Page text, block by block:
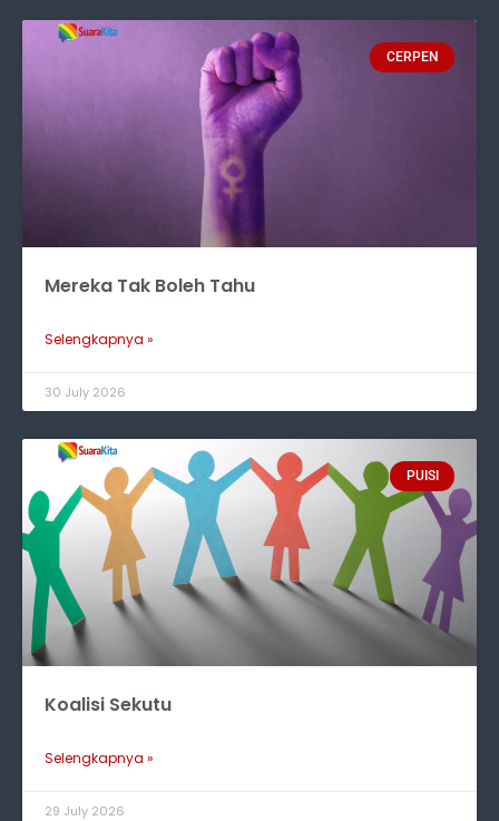
CERPEN
Mereka Tak Boleh Tahu
Selengkapnya »
30 July 2026
PUISI
Koalisi Sekutu
Selengkapnya »
29 July 2026